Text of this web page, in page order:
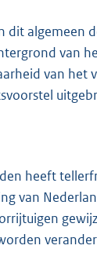
algemeen
van
van het
heeft
van